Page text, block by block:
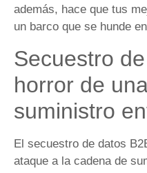
además, hace que tus
un barco que se hunde
Secuestro
horror de
suministro
El secuestro de datos
ataque a la cadena de